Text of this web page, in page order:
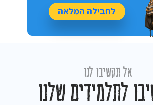
לחבילה המלאה
אל תקשיבו לנו
לתלמידים שלנו